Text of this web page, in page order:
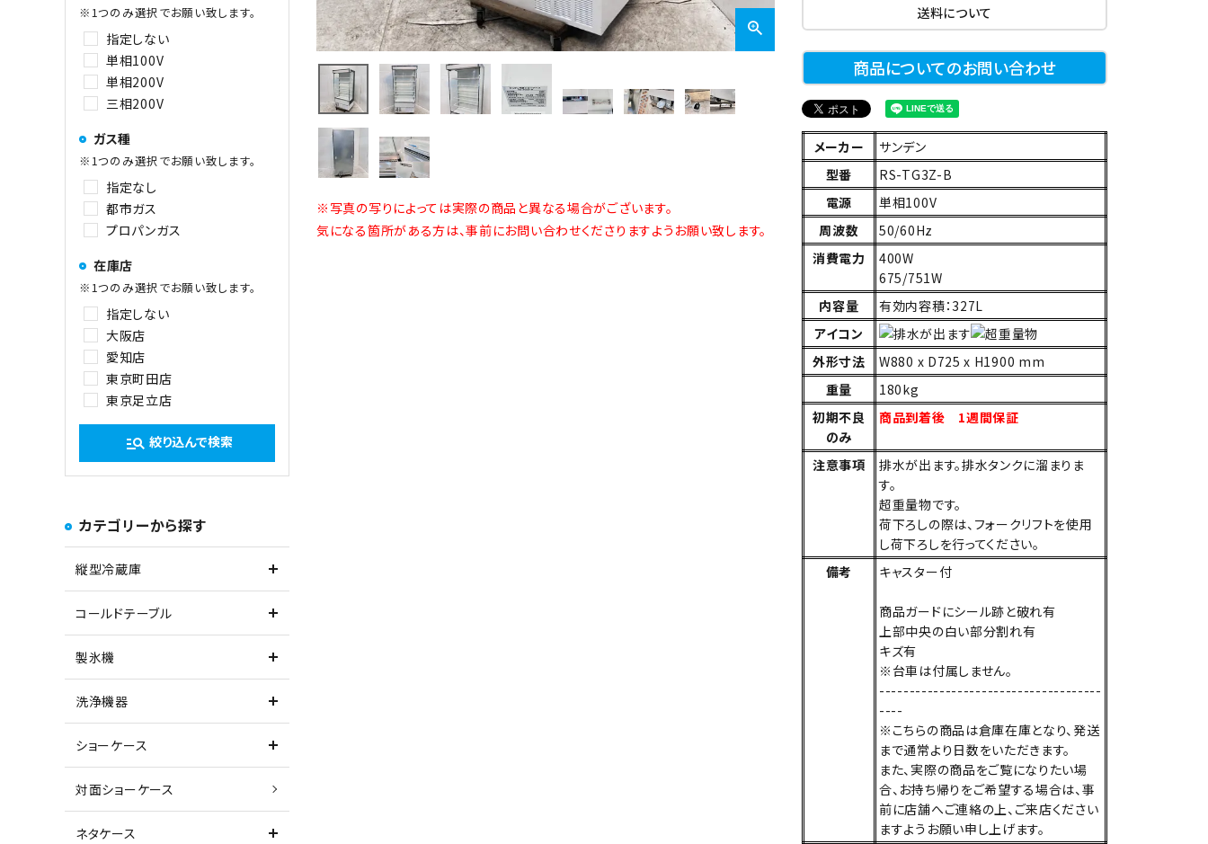
※1つのみ選択でお願い致します。
指定しない
単相100V
単相200V
三相200V
ガス種
※1つのみ選択でお願い致します。
指定なし
都市ガス
プロパンガス
在庫店
※1つのみ選択でお願い致します。
指定しない
大阪店
愛知店
東京町田店
東京足立店
manage_search 絞り込んで検索
カテゴリーから探す
縦型冷蔵庫
コールドテーブル
製氷機
洗浄機器
ショーケース
対面ショーケース
ネタケース
※写真の写りによっては実際の商品と異なる場合がございます。
気になる箇所がある方は、事前にお問い合わせくださりますようお願い致します。
送料について
商品についてのお問い合わせ
メーカー
サンデン
型番
RS-TG3Z-B
電源
単相100V
周波数
50/60Hz
消費電力
400W
675/751W
内容量
有効内容積：327L
アイコン
外形寸法
W880 x D725 x H1900 mm
重量
180kg
初期不良
のみ
商品到着後 1週間保証
注意事項
排水が出ます。排水タンクに溜まりま
す。
超重量物です。
荷下ろしの際は、フォークリフトを使用
し荷下ろしを行ってください。
備考
キャスター付
商品ガードにシール跡と破れ有
上部中央の白い部分割れ有
キズ有
※台車は付属しません。
-------------------------------------
----
※こちらの商品は倉庫在庫となり、発送
まで通常より日数をいただきます。
また、実際の商品をご覧になりたい場
合、お持ち帰りをご希望する場合は、事
前に店舗へご連絡の上、ご来店ください
ますようお願い申し上げます。